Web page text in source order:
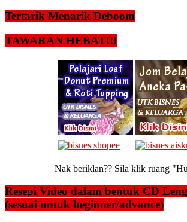
Tertarik Menarik Deboom
TAWARAN HEBAT!!!
Nak beriklan?? Sila klik ruang
Resepi Video dalam bentuk CD
(sesuai untuk beginner/advance)